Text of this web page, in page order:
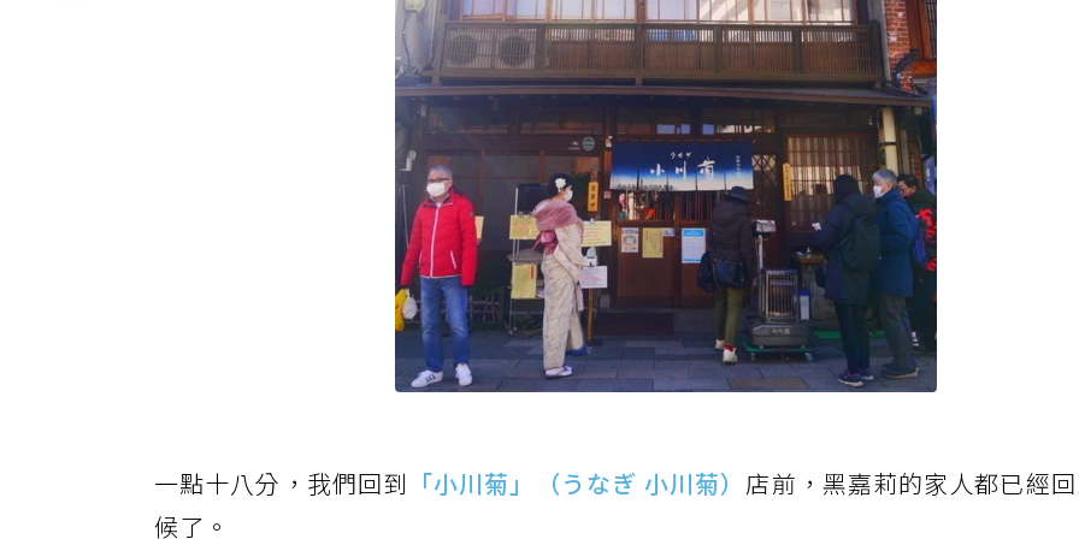
一點十八分，我們回到 「小川菊」（うなぎ 小川菊） 店前，黑嘉莉的家人都已經
候了。